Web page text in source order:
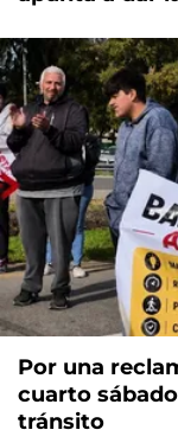
Por una
cuarto
tránsito